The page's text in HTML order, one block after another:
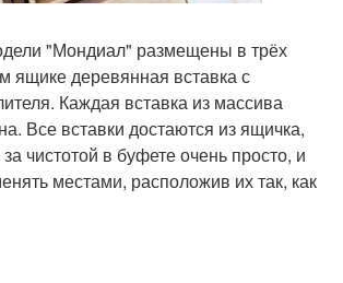
"Мондиал" размещены в трёх
ящике деревянная вставка с
Каждая вставка из массива
Все вставки достаются из ящичка,
чистотой в буфете очень просто, и
местами, расположив их так, как